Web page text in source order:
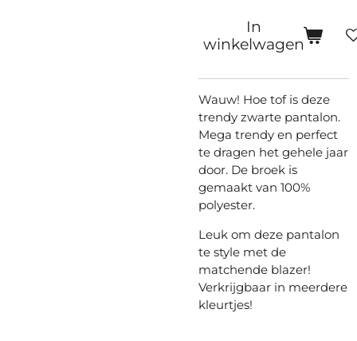
In
winkelwagen
Wauw! Hoe tof is deze
trendy zwarte pantalon.
Mega trendy en perfect
te dragen het gehele jaar
door. De broek is
gemaakt van 100%
polyester.
Leuk om deze pantalon
te style met de
matchende blazer!
Verkrijgbaar in meerdere
kleurtjes!